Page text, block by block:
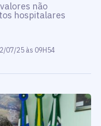
não
hospitalares
07/25 às 09H54